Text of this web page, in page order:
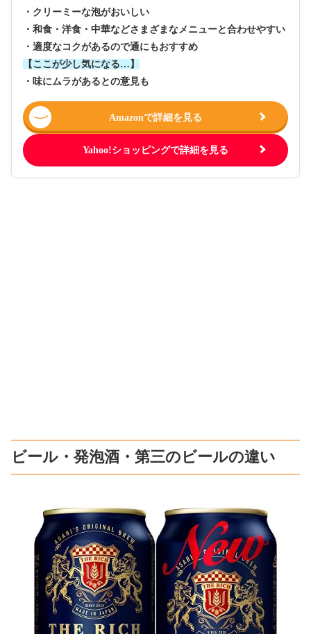
・クリーミーな泡がおいしい
・和食・洋食・中華などさまざまなメニューと合わせやすい
・適度なコクがあるので通にもおすすめ
【ここが少し気になる…】
・味にムラがあるとの意見も
Amazonで詳細を見る
Yahoo!ショッピングで詳細を見る
ビール・発泡酒・第三のビールの違い